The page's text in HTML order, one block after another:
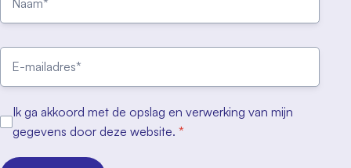
Ik ga akkoord met de opslag en verwerking van mijn
gegevens door deze website. *